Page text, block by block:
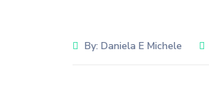
By: Daniela E Michele